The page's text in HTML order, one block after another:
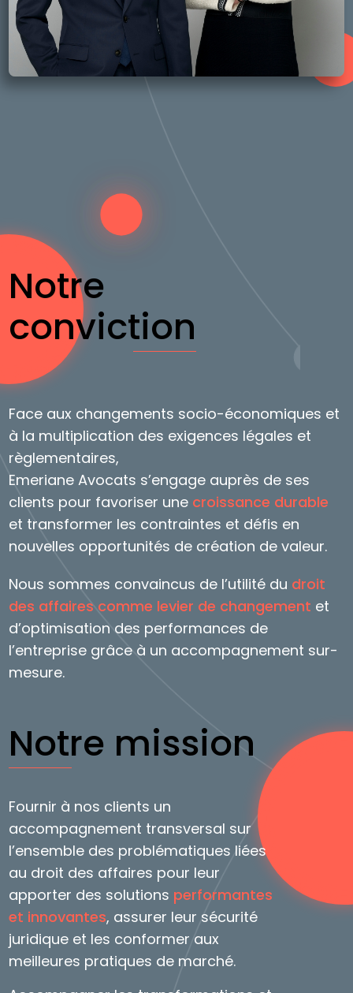
Notre
conviction
Face aux changements socio-économiques et
à la multiplication des exigences légales et
règlementaires,
Emeriane Avocats s’engage auprès de ses
clients pour favoriser une croissance durable
et transformer les contraintes et défis en
nouvelles opportunités de création de valeur.
Nous sommes convaincus de l’utilité du droit
des affaires comme levier de changement et
d’optimisation des performances de
l’entreprise grâce à un accompagnement sur-
mesure.
Notre mission
Fournir à nos clients un
accompagnement transversal sur
l’ensemble des problématiques liées
au droit des affaires pour leur
apporter des solutions performantes
et innovantes, assurer leur sécurité
juridique et les conformer aux
meilleures pratiques de marché.